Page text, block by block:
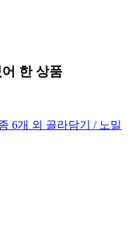
한 상품
6개 외 골라담기 / 노밀